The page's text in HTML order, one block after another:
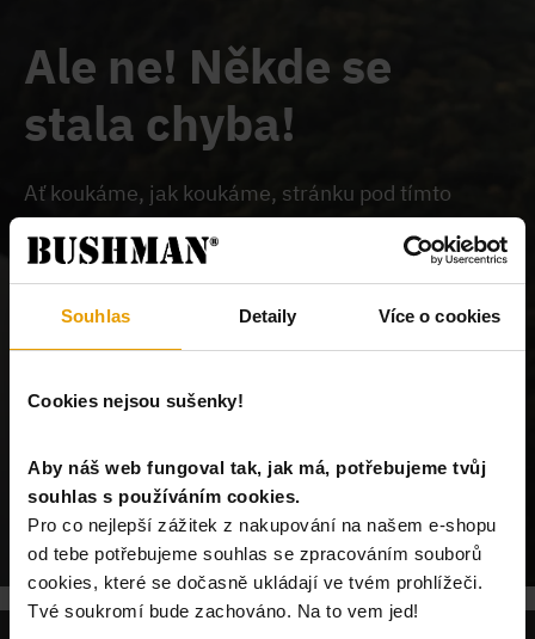
Souhlas Detaily Více o cookies
Cookies nejsou sušenky!
Aby náš web fungoval tak, jak má, potřebujeme tvůj
souhlas s používáním cookies.
Pro co nejlepší zážitek z nakupování na našem e-shopu
od tebe potřebujeme souhlas se zpracováním souborů
cookies, které se dočasně ukládají ve tvém prohlížeči.
Tvé soukromí bude zachováno. Na to vem jed!
Ale ne! Někde se
stala chyba!
Ať koukáme, jak koukáme, stránku pod tímto
odkazem na našem webu nemůžeme najít.
Buď je
chybně zadaný odkaz, nebo je požadovaný produkt
POKRAČUJ NA ÚVODNÍ STRÁNKU